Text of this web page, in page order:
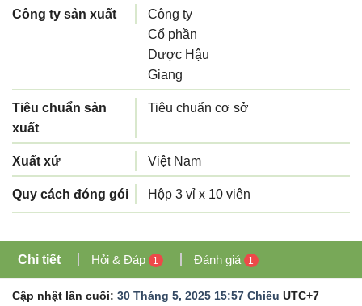
Công ty sản xuất
Công ty
Cổ phần
Dược Hậu
Giang
Tiêu chuẩn sản
xuất
Tiêu chuẩn cơ sở
Xuất xứ Việt Nam
Quy cách đóng gói Hộp 3 vỉ x 10 viên
Chi tiết Hỏi & Đáp 1 Đánh giá 1
Cập nhật lần cuối: 30 Tháng 5, 2025 15:57 Chiều UTC+7